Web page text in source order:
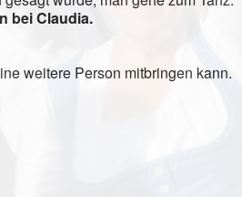
bei Claudia.
weitere Person mitbringen kann.